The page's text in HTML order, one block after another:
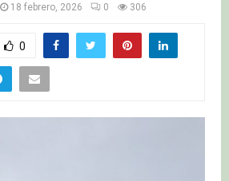
18 febrero, 2026 0 306
0